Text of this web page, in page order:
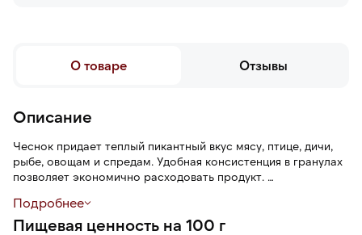
О товаре Отзывы
Описание
Чеснок придает теплый пикантный вкус мясу, птице, дичи,
рыбе, овощам и спредам. Удобная консистенция в гранулах
позволяет экономично расходовать продукт.
Пластиковая банка обеспечивает надежное и удобное
хранение на кухне.
Подробнее
Пищевая ценность на 100 г